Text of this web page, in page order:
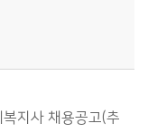
지사 채용공고(추